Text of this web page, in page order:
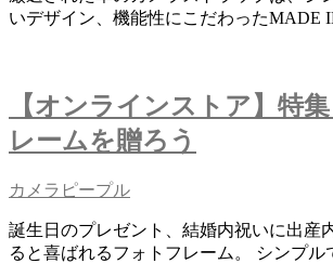
いデザイン、機能性にこだわったMADE
【オンラインストア】特
レームを贈ろう
カメラピープル
誕生日のプレゼント、結婚内祝いに出産
ると喜ばれるフォトフレーム。 シンプ